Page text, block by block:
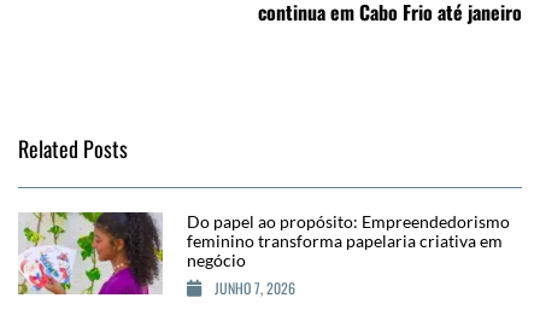
continua em Cabo Frio até janeiro
Related Posts
Do papel ao propósito: Empreendedorismo
feminino transforma papelaria criativa em
negócio
JUNHO 7, 2026